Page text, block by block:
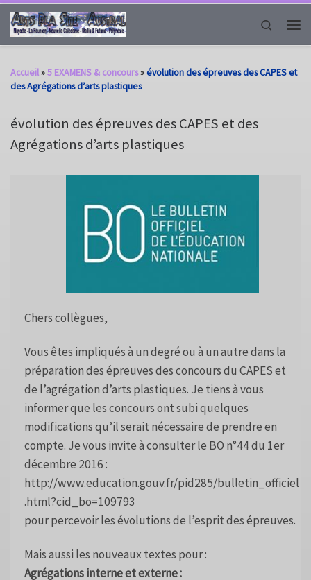
Passer au contenu
Search
Accueil»5 EXAMENS & concours»évolution des épreuves des CAPES et
des Agrégations d’arts plastiques
évolution des épreuves des CAPES et des
Agrégations d’arts plastiques
Chers collègues,
Vous êtes impliqués à un degré ou à un autre dans la
préparation des épreuves des concours du CAPES et
de l’agrégation d’arts plastiques. Je tiens à vous
informer que les concours ont subi quelques
modifications qu’il serait nécessaire de prendre en
compte. Je vous invite à consulter le BO n°44 du 1er
décembre 2016 :
http://www.education.gouv.fr/pid285/bulletin_officiel
.html?cid_bo=109793
pour percevoir les évolutions de l’esprit des épreuves.
Mais aussi les nouveaux textes pour :
Agrégations interne et externe :